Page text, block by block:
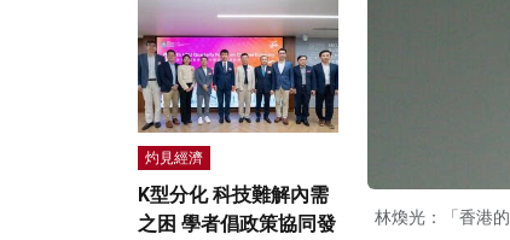
林煥光：「香港
灼見經濟
K型分化 科技難解內需
之困 學者倡政策協同發